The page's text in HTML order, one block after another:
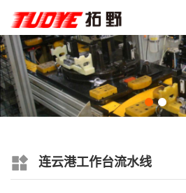
连云港工作台流水线